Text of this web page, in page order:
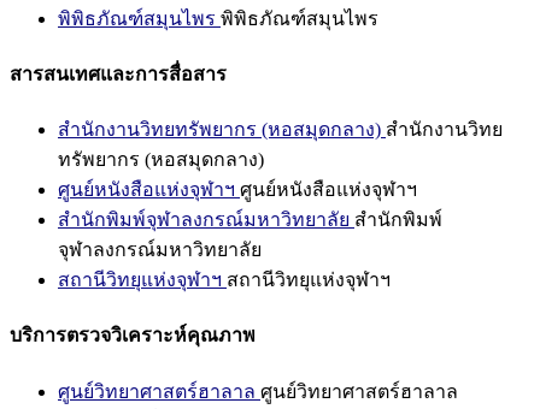
พิพิธภัณฑ์สมุนไพร พิพิธภัณฑ์สมุนไพร
สารสนเทศและการสื่อสาร
สำนักงานวิทยทรัพยากร (หอสมุดกลาง) สำนักงานวิทย
ทรัพยากร (หอสมุดกลาง)
ศูนย์หนังสือแห่งจุฬาฯ ศูนย์หนังสือแห่งจุฬาฯ
สำนักพิมพ์จุฬาลงกรณ์มหาวิทยาลัย สำนักพิมพ์
จุฬาลงกรณ์มหาวิทยาลัย
สถานีวิทยุแห่งจุฬาฯ สถานีวิทยุแห่งจุฬาฯ
บริการตรวจวิเคราะห์คุณภาพ
ศูนย์วิทยาศาสตร์ฮาลาล ศูนย์วิทยาศาสตร์ฮาลาล